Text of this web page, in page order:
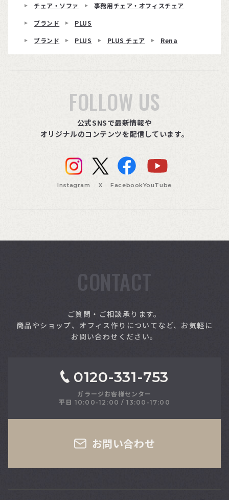
チェア・ソファ
事務用チェア・オフィスチェア
ブランド
PLUS
ブランド
PLUS PLUS チェア Rena
FOLLOW US
公式SNSで最新情報や
オリジナルのコンテンツを配信しています。
Instagram X FacebookYouTube
CONTACT
ご質問・ご相談承ります。
商品やショップ、オフィス作りについてなど、お気軽に
お問い合わせください。
0120-331-753
ガラージお客様センター
平日 10:00-12:00 / 13:00-17:00
お問い合わせ